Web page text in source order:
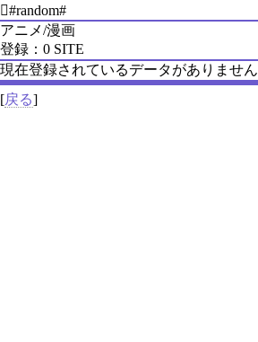
#random#
アニメ/漫画
登録：0 SITE
現在登録されているデータがありません
[戻る]